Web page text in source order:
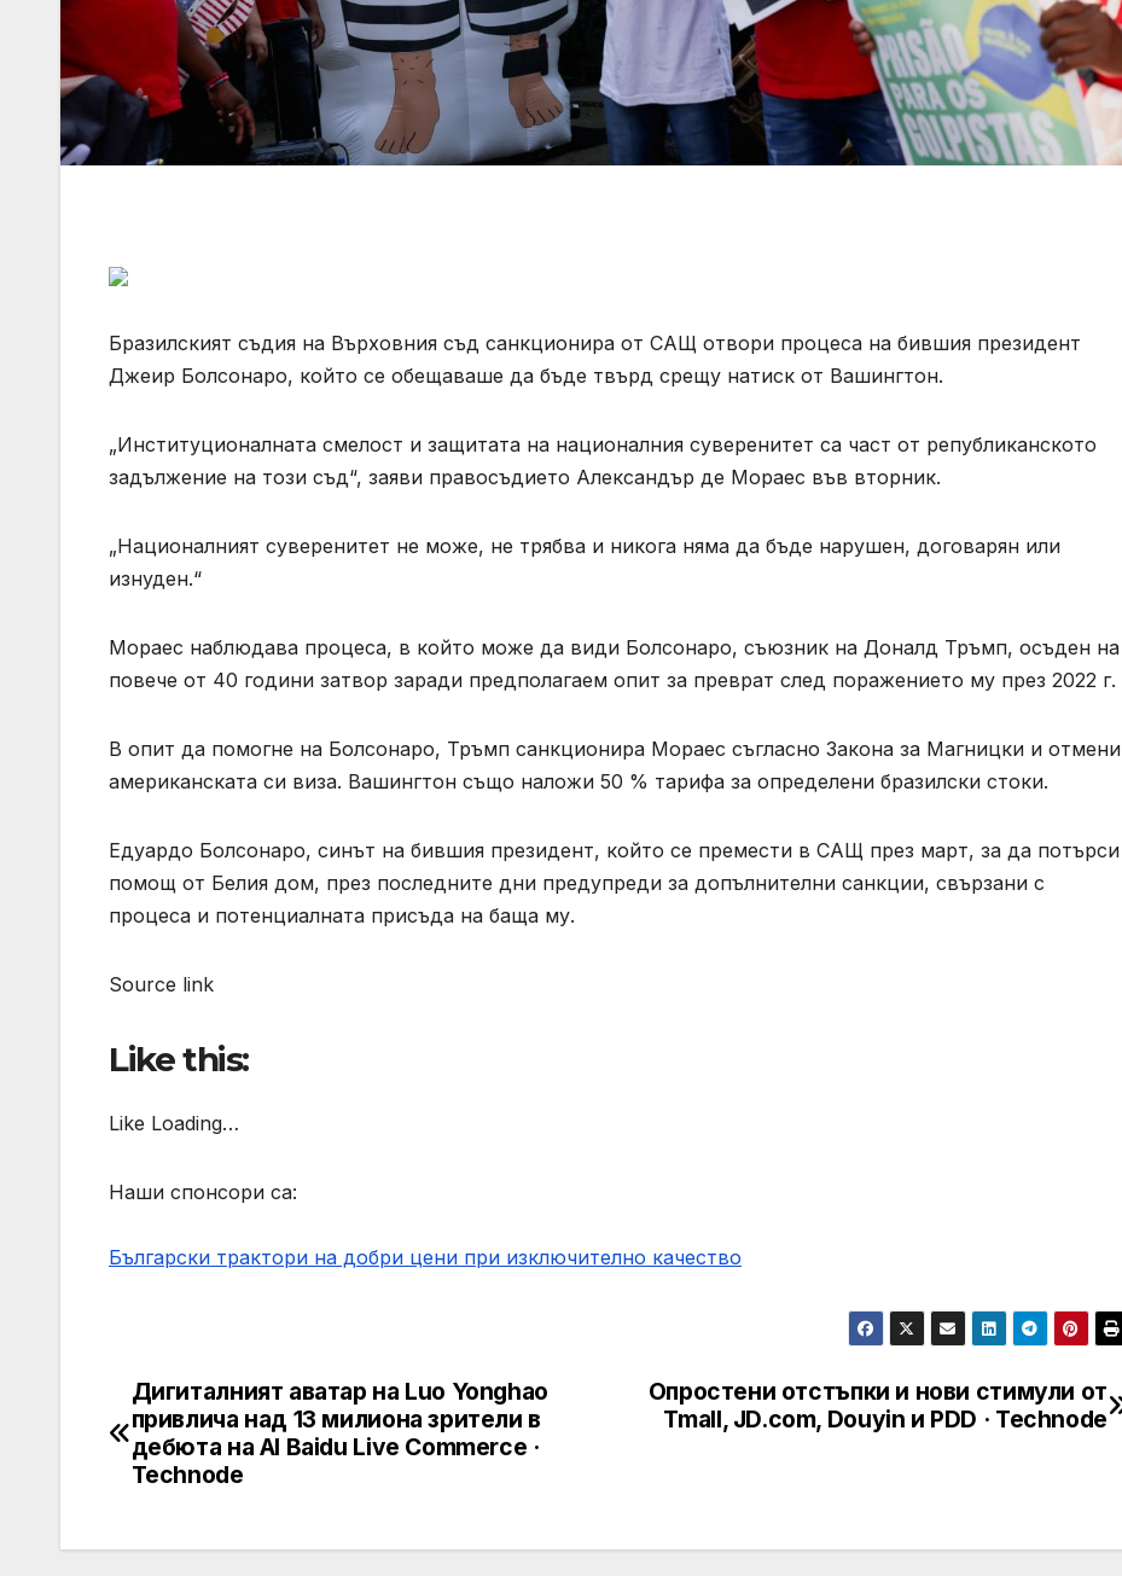
Бразилският съдия на Върховния съд санкционира от САЩ отвори процеса на бившия президент
Джеир Болсонаро, който се обещаваше да бъде твърд срещу натиск от Вашингтон.
„Институционалната смелост и защитата на националния суверенитет са част от републиканското
задължение на този съд“, заяви правосъдието Александър де Мораес във вторник.
„Националният суверенитет не може, не трябва и никога няма да бъде нарушен, договарян или
изнуден.“
Мораес наблюдава процеса, в който може да види Болсонаро, съюзник на Доналд Тръмп, осъден на
повече от 40 години затвор заради предполагаем опит за преврат след поражението му през 2022 г.
В опит да помогне на Болсонаро, Тръмп санкционира Мораес съгласно Закона за Магницки и отмени
американската си виза. Вашингтон също наложи 50 % тарифа за определени бразилски стоки.
Едуардо Болсонаро, синът на бившия президент, който се премести в САЩ през март, за да потърси
помощ от Белия дом, през последните дни предупреди за допълнителни санкции, свързани с
процеса и потенциалната присъда на баща му.
Source link
Like this:
Like Loading…
Наши спонсори са:
Български трактори на добри цени при изключително качество
Post
navigation
Опростени отстъпки и нови стимули от
Tmall, JD.com, Douyin и PDD · Technode
Дигиталният аватар на Luo Yonghao
привлича над 13 милиона зрители в
дебюта на AI Baidu Live Commerce ·
Technode